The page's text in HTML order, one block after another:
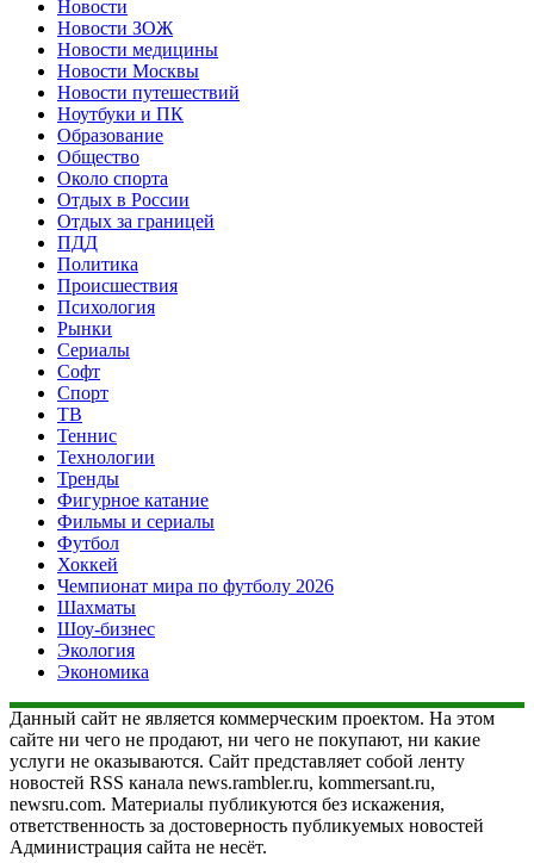
Новости
Новости ЗОЖ
Новости медицины
Новости Москвы
Новости путешествий
Ноутбуки и ПК
Образование
Общество
Около спорта
Отдых в России
Отдых за границей
ПДД
Политика
Происшествия
Психология
Рынки
Сериалы
Софт
Спорт
ТВ
Теннис
Технологии
Тренды
Фигурное катание
Фильмы и сериалы
Футбол
Хоккей
Чемпионат мира по футболу 2026
Шахматы
Шоу-бизнес
Экология
Экономика
Данный сайт не является коммерческим проектом. На этом
сайте ни чего не продают, ни чего не покупают, ни какие
услуги не оказываются. Сайт представляет собой ленту
новостей RSS канала news.rambler.ru, kommersant.ru,
newsru.com. Материалы публикуются без искажения,
ответственность за достоверность публикуемых новостей
Администрация сайта не несёт.